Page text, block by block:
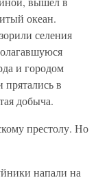
океан.
селения
и городом
в
добыча.
престолу. Но
напали на